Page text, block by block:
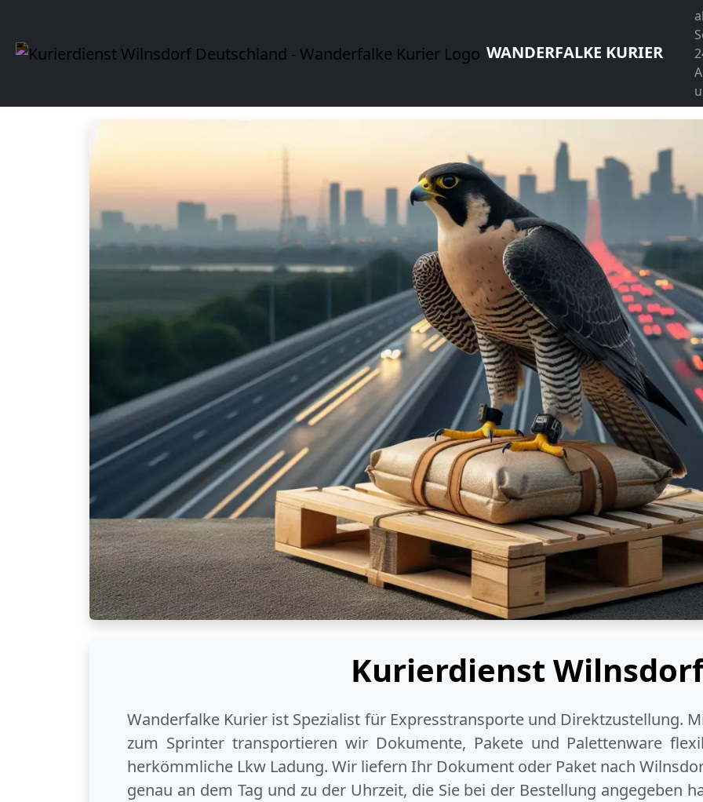
WANDERFALKE KURIER
Kurierdienst Wilnsdorf
Wanderfalke Kurier ist Spezialist für Expresstransporte und Direktzustellung.
zum Sprinter transportieren wir Dokumente, Pakete und Palettenware
herkömmliche Lkw Ladung. Wir liefern Ihr Dokument oder Paket nach
genau an dem Tag und zu der Uhrzeit, die Sie bei der Bestellung angegeben